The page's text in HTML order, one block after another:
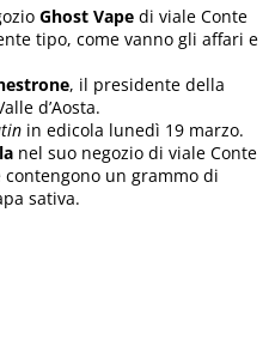
Ghost Vape di viale Conte
tipo, come vanno gli affari e
, il presidente della
d’Aosta.
in edicola lunedì 19 marzo.
nel suo negozio di viale Conte
un grammo di
sativa.